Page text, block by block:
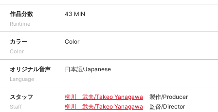
作品分数
Runtime
43 MIN
カラー
Color
Color
オリジナル音声
Language
日本語/Japanese
スタッフ
Staff
柳川 武夫/Takeo Yanagawa
製作/Producer
柳川 武夫/Takeo Yanagawa
監督/Director